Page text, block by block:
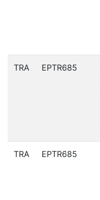
TRA EPTR685
TRA EPTR685